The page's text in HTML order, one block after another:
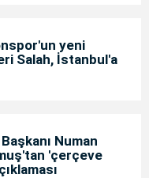
yeni
Salah, İstanbul'a
Numan
'çerçeve